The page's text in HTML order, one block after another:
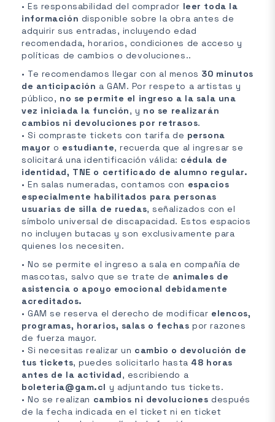
• Es responsabilidad del comprador leer toda la
información disponible sobre la obra antes de
adquirir sus entradas, incluyendo edad
recomendada, horarios, condiciones de acceso y
políticas de cambios o devoluciones..
• Te recomendamos llegar con al menos 30 minutos
de anticipación a GAM. Por respeto a artistas y
público, no se permite el ingreso a la sala una
vez iniciada la función, y no se realizarán
cambios ni devoluciones por retrasos.
• Si compraste tickets con tarifa de persona
mayoro estudiante, recuerda que al ingresar se
solicitará una identificación válida: cédula de
identidad, TNE o certificado de alumno regular.
• En salas numeradas, contamos con espacios
especialmente habilitados para personas
usuarias de silla de ruedas, señalizados con el
símbolo universal de discapacidad. Estos espacios
no incluyen butacas y son exclusivamente para
quienes los necesiten.
• No se permite el ingreso a sala en compañía de
mascotas, salvo que se trate de animales de
asistencia o apoyo emocional debidamente
acreditados.
• GAM se reserva el derecho de modificar elencos,
programas, horarios, salas o fechas por razones
de fuerza mayor.
• Si necesitas realizar un cambio o devolución de
tus tickets, puedes solicitarlo hasta 48 horas
antes de la actividad, escribiendo a
boleteria@gam.cl y adjuntando tus tickets.
• No se realizan cambios ni devoluciones después
de la fecha indicada en el ticket ni en ticket